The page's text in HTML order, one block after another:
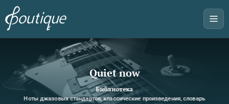
Quiet now
Библиотека
Ноты джазовых стандартов, классические произведения, словарь